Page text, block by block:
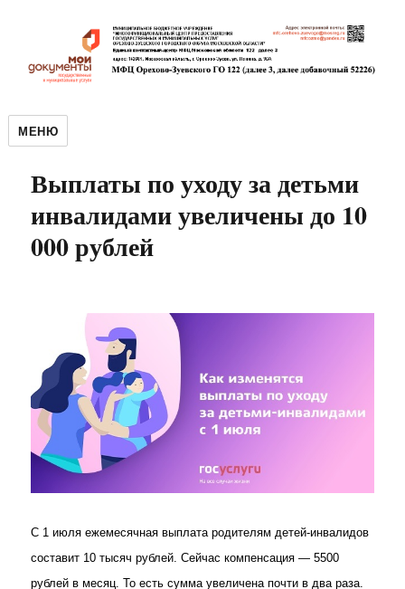
МЕНЮ
Выплаты по уходу за детьми
инвалидами увеличены до 10
000 рублей
С 1 июля ежемесячная выплата родителям детей-инвалидов
составит 10 тысяч рублей. Сейчас компенсация — 5500
рублей в месяц. То есть сумма увеличена почти в два раза.